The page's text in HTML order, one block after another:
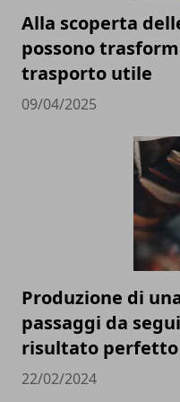
Alla scoperta
possono
trasporto utile
09/04/2025
Produzione di
passaggi da
risultato perfetto
22/02/2024